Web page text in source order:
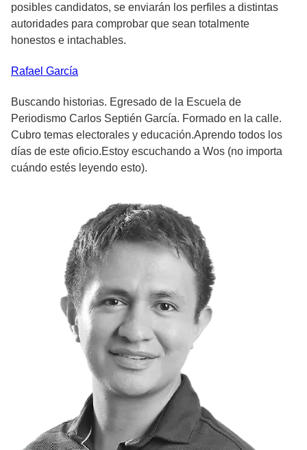
posibles candidatos, se enviarán los perfiles a distintas
autoridades para comprobar que sean totalmente
honestos e intachables.
Rafael García
Buscando historias. Egresado de la Escuela de
Periodismo Carlos Septién García. Formado en la calle.
Cubro temas electorales y educación.Aprendo todos los
días de este oficio.Estoy escuchando a Wos (no importa
cuándo estés leyendo esto).